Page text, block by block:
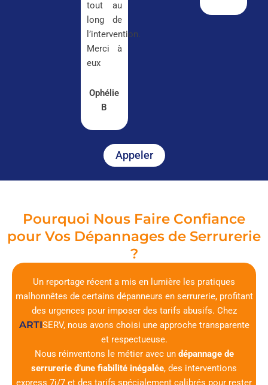
tout au
long de
l’intervention.
Merci à
eux
Ophélie
B
Appeler
Pourquoi Nous Faire Confiance
pour Vos Dépannages de Serrurerie
?
Un reportage récent a mis en lumière les pratiques
malhonnêtes de certains dépanneurs en serrurerie, profitant
des urgences pour imposer des tarifs abusifs. Chez
ARTISERV, nous avons choisi une approche transparente
et respectueuse.
Nous réinventons le métier avec un dépannage de
serrurerie d’une fiabilité inégalée, des interventions
express 7j/7 et des tarifs spécialement calibrés pour rester